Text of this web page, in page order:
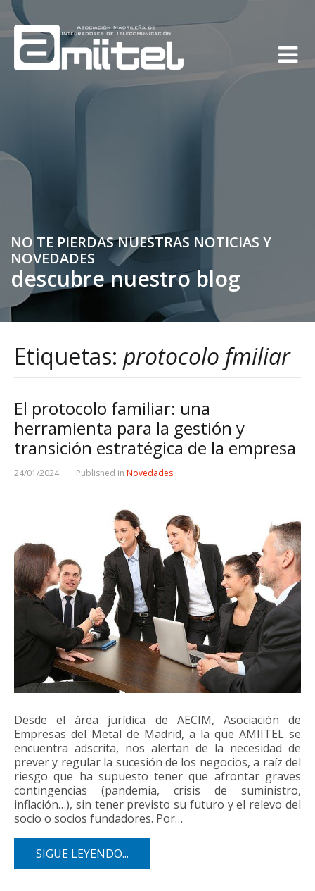
NO TE PIERDAS NUESTRAS NOTICIAS Y
NOVEDADES
descubre nuestro blog
Etiquetas: protocolo fmiliar
El protocolo familiar: una
herramienta para la gestión y
transición estratégica de la empresa
24/01/2024 Published in Novedades
Desde el área jurídica de AECIM, Asociación de
Empresas del Metal de Madrid, a la que AMIITEL se
encuentra adscrita, nos alertan de la necesidad de
prever y regular la sucesión de los negocios, a raíz del
riesgo que ha supuesto tener que afrontar graves
contingencias (pandemia, crisis de suministro,
inflación…), sin tener previsto su futuro y el relevo del
socio o socios fundadores. Por…
SIGUE LEYENDO...